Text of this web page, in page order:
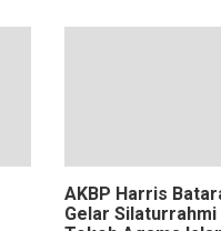
AKBP Harris
Gelar Silaturrahmi